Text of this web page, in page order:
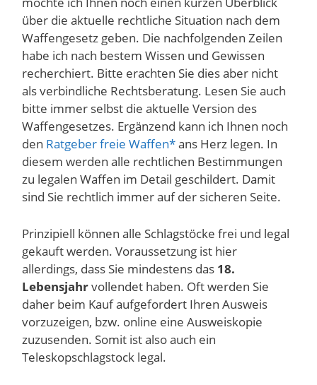
über die aktuelle rechtliche Situation nach dem
Waffengesetz geben. Die nachfolgenden Zeilen
habe ich nach bestem Wissen und Gewissen
recherchiert. Bitte erachten Sie dies aber nicht
als verbindliche Rechtsberatung. Lesen Sie auch
bitte immer selbst die aktuelle Version des
Waffengesetzes. Ergänzend kann ich Ihnen noch
den Ratgeber freie Waffen
ans Herz legen. In
diesem werden alle rechtlichen Bestimmungen
zu legalen Waffen im Detail geschildert. Damit
sind Sie rechtlich immer auf der sicheren Seite.
Prinzipiell können alle Schlagstöcke frei und legal
gekauft werden. Voraussetzung ist hier
allerdings, dass Sie mindestens das 18.
Lebensjahrvollendet haben. Oft werden Sie
daher beim Kauf aufgefordert Ihren Ausweis
vorzuzeigen, bzw. online eine Ausweiskopie
zuzusenden. Somit ist also auch ein
Teleskopschlagstock legal.